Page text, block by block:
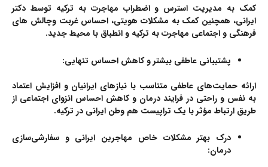
کمک به مدیریت استرس و اضطراب مهاجرت به ترکیه توسط دکتر
ایرانی، همچنین کمک به مشکلات هویتی، احساس غربت وچالش های
فرهنگی و اجتماعی مهاجرت به ترکیه و انطباق با محیط جدید.
پشتیبانی عاطفی بیشتر و کاهش احساس تنهایی:
ارائه حمایت‌های عاطفی متناسب با نیازهای ایرانیان و افزایش اعتماد
به نفس و راحتی در فرایند درمان و کاهش احساس انزوای اجتماعی از
طریق ارتباط مؤثر با یک تراپیست هم وطن ایرانی در ترکیه.
درک بهتر مشکلات خاص مهاجرین ایرانی و سفارشی‌سازی
درمان: